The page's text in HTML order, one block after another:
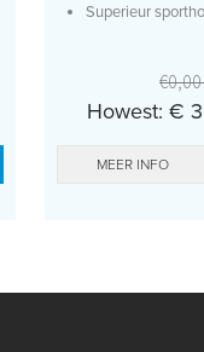
Superieur
Howest: €
MEER INFO